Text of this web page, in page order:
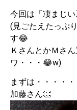
今回は「凄まじい
(見ごたえたっぷ
す😂
ＫさんとかＭさ
ワ・・・😂w)
まずは・・・・・
加藤さん👏